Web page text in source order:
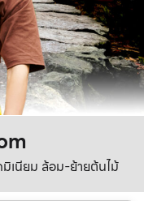
เนียม ล้อม-ย้ายต้นไม้